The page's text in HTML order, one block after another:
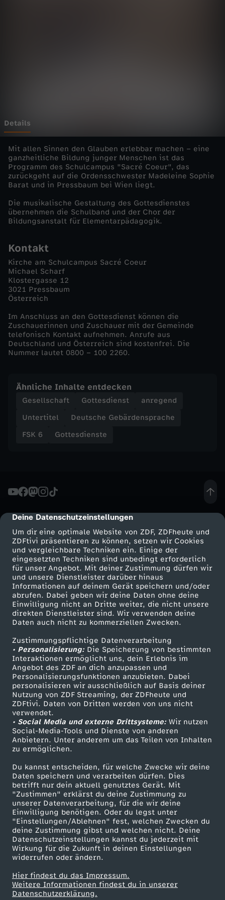
cmp-dialog-description
Deine Datenschutzeinstellungen
Um dir eine optimale Website von ZDF, ZDFheute und
ZDFtivi präsentieren zu können, setzen wir Cookies
und vergleichbare Techniken ein. Einige der
eingesetzten Techniken sind unbedingt erforderlich
für unser Angebot. Mit deiner Zustimmung dürfen wir
und unsere Dienstleister darüber hinaus
Informationen auf deinem Gerät speichern und/oder
abrufen. Dabei geben wir deine Daten ohne deine
Einwilligung nicht an Dritte weiter, die nicht unsere
direkten Dienstleister sind. Wir verwenden deine
Daten auch nicht zu kommerziellen Zwecken.
Zustimmungspflichtige Datenverarbeitung
• Personalisierung:Die Speicherung von bestimmten
Interaktionen ermöglicht uns, dein Erlebnis im
Angebot des ZDF an dich anzupassen und
Personalisierungsfunktionen anzubieten. Dabei
personalisieren wir ausschließlich auf Basis deiner
Nutzung von ZDF Streaming, der ZDFheute und
ZDFtivi. Daten von Dritten werden von uns nicht
verwendet.
• Social Media und externe Drittsysteme:Wir nutzen
Social-Media-Tools und Dienste von anderen
Anbietern. Unter anderem um das Teilen von Inhalten
zu ermöglichen.
Du kannst entscheiden, für welche Zwecke wir deine
Daten speichern und verarbeiten dürfen. Dies
betrifft nur dein aktuell genutztes Gerät. Mit
"Zustimmen" erklärst du deine Zustimmung zu
unserer Datenverarbeitung, für die wir deine
Einwilligung benötigen. Oder du legst unter
"Einstellungen/Ablehnen" fest, welchen Zwecken du
deine Zustimmung gibst und welchen nicht. Deine
Datenschutzeinstellungen kannst du jederzeit mit
Wirkung für die Zukunft in deinen Einstellungen
widerrufen oder ändern.
Hier findest du das Impressum.
Weitere Informationen findest du in unserer
Datenschutzerklärung.
e
-
J
e
s
u
s
k
o
m
t
u
n
b
r
i
n
g
t
L
i
c
h
t
Details
Mit allen Sinnen den Glauben erlebbar machen – eine
ganzheitliche Bildung junger Menschen ist das
Programm des Schulcampus "Sacré Coeur", das
zurückgeht auf die Ordensschwester Madeleine Sophie
Barat und in Pressbaum bei Wien liegt.
Die musikalische Gestaltung des Gottesdienstes
übernehmen die Schulband und der Chor der
Bildungsanstalt für Elementarpädagogik.
Kontakt
Kirche am Schulcampus Sacré Coeur
Michael Scharf
Klostergasse 12
3021 Pressbaum
Österreich
Im Anschluss an den Gottesdienst können die
Zuschauerinnen und Zuschauer mit der Gemeinde
telefonisch Kontakt aufnehmen. Anrufe aus
Deutschland und Österreich sind kostenfrei. Die
Nummer lautet 0800 – 100 2260.
Ähnliche Inhalte entdecken
Gesellschaft Gottesdienst
anregend
Untertitel
Deutsche Gebärdensprache
FSK 6
Gottesdienste
Mehr ZDF
ZDF-Apps
Smart TV
ZDFtext
Livestreams
Sendungen A-Z
TV-Programm
Service
ZDFmitreden
Kontakt zum ZDF
Tickets
Zuschauerservice
Hilfe
ZDF Unternehmen
Karriere
ZDF goes Schule
Werbefernsehen
Mainzelmännchen
Partner